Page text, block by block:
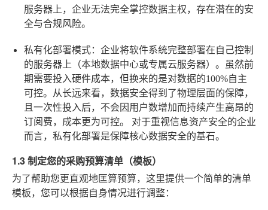
服务器上，企业无法完全掌控数据主权，存在潜在的安
全与合规风险。
私有化部署模式：企业将软件系统完整部署在自己控制
的服务器上（本地数据中心或专属云服务器）。虽然前
期需要投入硬件成本，但换来的是对数据的100%自主
可控。从长远来看，数据安全得到了物理层面的保障，
且一次性投入后，不会因用户数增加而持续产生高昂的
订阅费，成本更为可控。 对于重视信息资产安全的企业
而言，私有化部署是保障核心数据安全的基石。
1.3 制定您的采购预算清单（模板）
为了帮助您更直观地匡算预算，这里提供一个简单的清单
模板，您可以根据自身情况进行调整：